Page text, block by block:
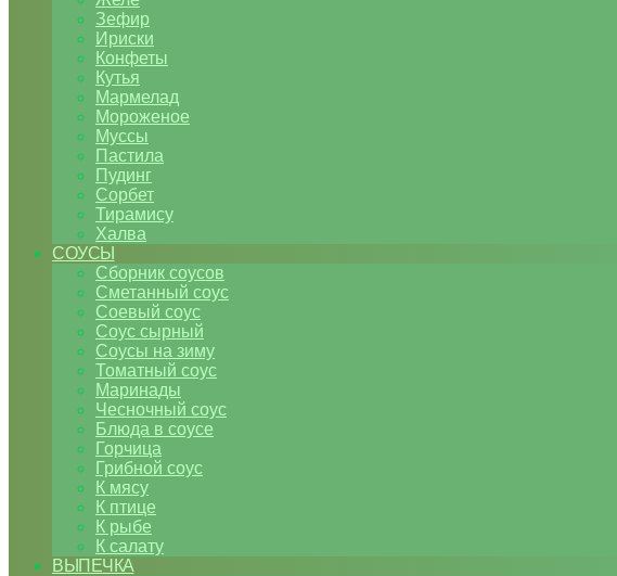
Зефир
Ириски
Конфеты
Кутья
Мармелад
Мороженое
Муссы
Пастила
Пудинг
Сорбет
Тирамису
Халва
СОУСЫ
Сборник соусов
Сметанный соус
Соевый соус
Соус сырный
Соусы на зиму
Томатный соус
Маринады
Чесночный соус
Блюда в соусе
Горчица
Грибной соус
К мясу
К птице
К рыбе
К салату
ВЫПЕЧКА